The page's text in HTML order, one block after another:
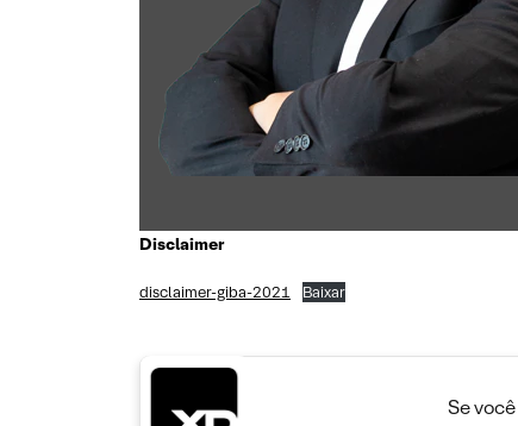
Disclaimer
disclaimer-giba-2021 Baixar
Se